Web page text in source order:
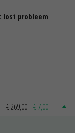
lost probleem
€ 269,00 € 7,00